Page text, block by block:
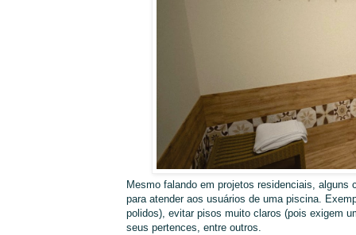
Mesmo falando em projetos residenciais, alguns
para atender aos usuários de uma piscina.
polidos), evitar pisos muito claros (pois exigem
seus pertences, entre outros.